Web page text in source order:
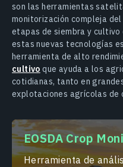
son las herramientas
monitorización compleja
etapas de siembra y
estas nuevas tecnologías
herramienta de alto
cultivo que ayuda a los
cotidianas, tanto en
explotaciones agrícolas de
EOSDA Crop
Herramienta de